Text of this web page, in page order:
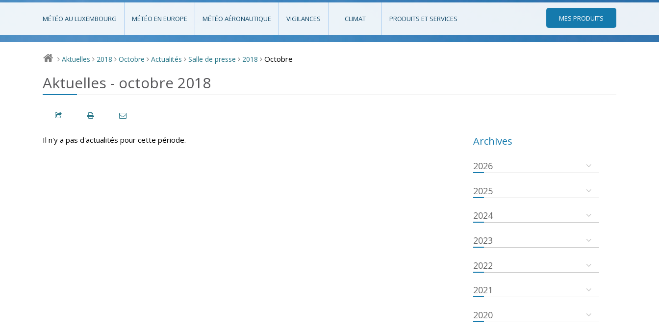
MÉTÉO AU LUXEMBOURG MÉTÉO EN EUROPE MÉTÉO AÉRONAUTIQUE VIGILANCES CLIMAT PRODUITS ET SERVICES MES PRODUITS
> Aktuelles > 2018 > Octobre > Actualités > Salle de presse > 2018 > Octobre
Aktuelles - octobre 2018
Il n'y a pas d'actualités pour cette période. Archives
2026
2025
2024
2023
2022
2021
2020